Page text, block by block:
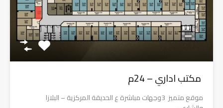
مكتب اداري – 24م
موقع متميز 3وجهات مباشرة ع الحديقة المركزية – البلازا